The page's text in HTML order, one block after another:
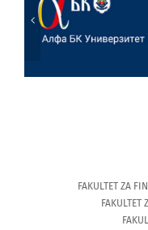
Jezik, književnost
i veštačka
FAKULTET ZA
FAKULTET